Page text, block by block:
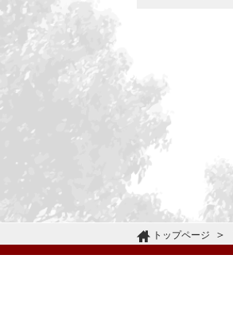
トップページ